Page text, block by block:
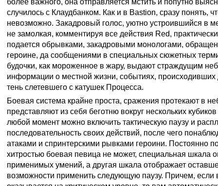
случилось с Клаудбанком. Как и в Bastion, сразу понять,
невозможно. Закадровый голос, уютно устроившийся в
не замолкая, комментируя все действия Red,
подается обрывками, закадровыми монологами,
героине, да сообщениями в специальных сюжетных
будочки, как мороженное в жару, выдают страждущим
информации о местной жизни, событиях, происходивших
тень слетевшего с катушек Процесса.
Боевая система крайне проста, сражения протекают в
представляют из себя беготню вокруг нескольких
любой момент можно включить тактическую паузу и
последовательность своих действий, после чего
атаками и спринтерскими рывками героини. Постоянно
хитростью боевая певица не может, специальная шкала
применимых умений, а другая шкала отображает
возможности применить следующую паузу. Причем, если